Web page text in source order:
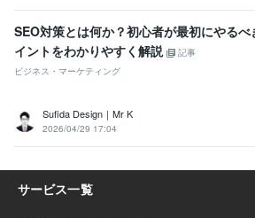
SEO対策とは何か？初心者が最初にやるべ
イントをわかりやすく解説
記事
ビジネス・マーケティング
Sufida Design｜Mr K
2026/04/29 17:04